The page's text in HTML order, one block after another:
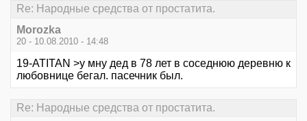
Re: Народные средства от простатита.
Morozka
20 - 10.08.2010 - 14:48
19-ATITAN >у мну дед в 78 лет в соседнюю деревню к
любовнице бегал. пасечник был.
Re: Народные средства от простатита.